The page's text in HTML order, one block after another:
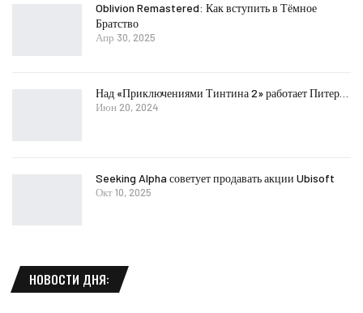
Oblivion Remastered: Как вступить в Тёмное
Братство
Апр 30, 2025
Над «Приключениями Тинтина 2» работает Питер…
Июн 20, 2024
Seeking Alpha советует продавать акции Ubisoft
Окт 10, 2025
НОВОСТИ ДНЯ: